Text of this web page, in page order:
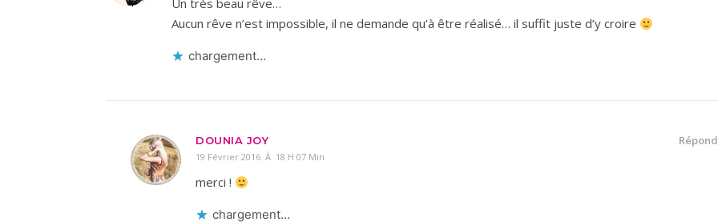
Un très beau rêve…
Aucun rêve n’est impossible, il ne demande qu’à être réalisé… il suffit juste d’y croire
chargement…
DOUNIA JOY
19 Février 2016 À 18 H 07 Min
merci !
chargement…